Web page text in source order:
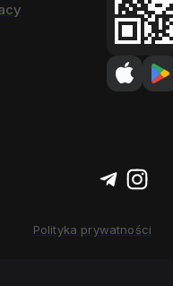
Polityka prywatności